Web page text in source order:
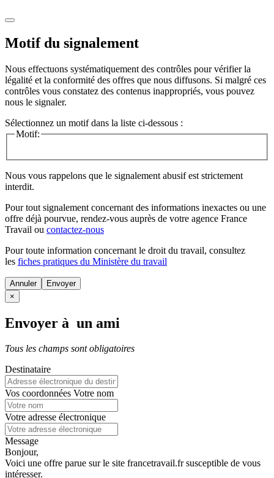
Motif du signalement
Nous effectuons systématiquement des contrôles pour vérifier la
légalité et la conformité des offres que nous diffusons. Si malgré ces
contrôles vous constatez des contenus inappropriés, vous pouvez
nous le signaler.
Sélectionnez un motif dans la liste ci-dessous :
Motif:
Nous vous rappelons que le signalement abusif est strictement
interdit.
Pour tout signalement concernant des informations inexactes ou une
offre déjà pourvue, rendez-vous auprès de votre agence France
Travail ou contactez-nous
Pour toute information concernant le droit du travail, consultez
les fiches pratiques du Ministère du travail
Annuler
×
Envoyer à un ami
Tous les champs sont obligatoires
Destinataire
Vos coordonnées Votre nom
Votre adresse électronique
Message
Bonjour,
Voici une offre parue sur le site francetravail.fr susceptible de vous
intéresser.